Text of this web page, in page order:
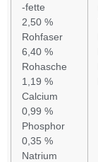
-fette
2,50 %
Rohfaser
6,40 %
Rohasche
1,19 %
Calcium
0,99 %
Phosphor
0,35 %
Natrium